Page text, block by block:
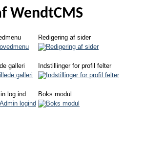
WendtCMS
Redigering af sider
galleri Indstillinger for profil felter
log ind Boks modul